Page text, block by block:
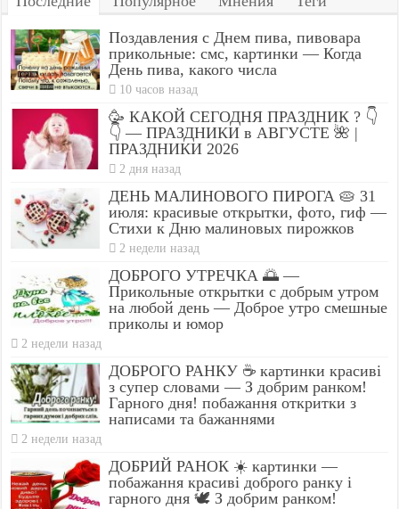
Поздавления с Днем пива, пивовара
прикольные: смс, картинки — Когда
День пива, какого числа
10 часов назад
🥳 КАКОЙ СЕГОДНЯ ПРАЗДНИК ? 👇
👇 — ПРАЗДНИКИ в АВГУСТЕ 🌺 |
ПРАЗДНИКИ 2026
2 дня назад
ДЕНЬ МАЛИНОВОГО ПИРОГА 🥧 31
июля: красивые открытки, фото, гиф —
Стихи к Дню малиновых пирожков
2 недели назад
ДОБРОГО УТРЕЧКА 🌅 —
Прикольные открытки с добрым утром
на любой день — Доброе утро смешные
приколы и юмор
2 недели назад
ДОБРОГО РАНКУ ☕ картинки красиві
з супер словами — З добрим ранком!
Гарного дня! побажання откритки з
написами та бажаннями
2 недели назад
ДОБРИЙ РАНОК ☀️ картинки —
побажання красиві доброго ранку і
гарного дня 🕊️ З добрим ранком!